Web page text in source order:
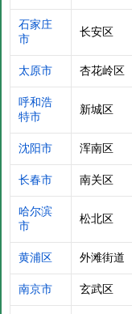
石家庄
市
长安区
太原市 杏花岭区
呼和浩
特市
新城区
沈阳市 浑南区
长春市 南关区
哈尔滨
市
松北区
黄浦区 外滩街道
南京市 玄武区